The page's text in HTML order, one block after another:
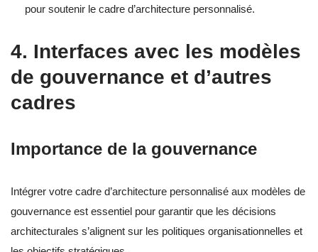
pour soutenir le cadre d’architecture personnalisé.
4. Interfaces avec les modèles
de gouvernance et d’autres
cadres
Importance de la gouvernance
Intégrer votre cadre d’architecture personnalisé aux modèles de
gouvernance est essentiel pour garantir que les décisions
architecturales s’alignent sur les politiques organisationnelles et